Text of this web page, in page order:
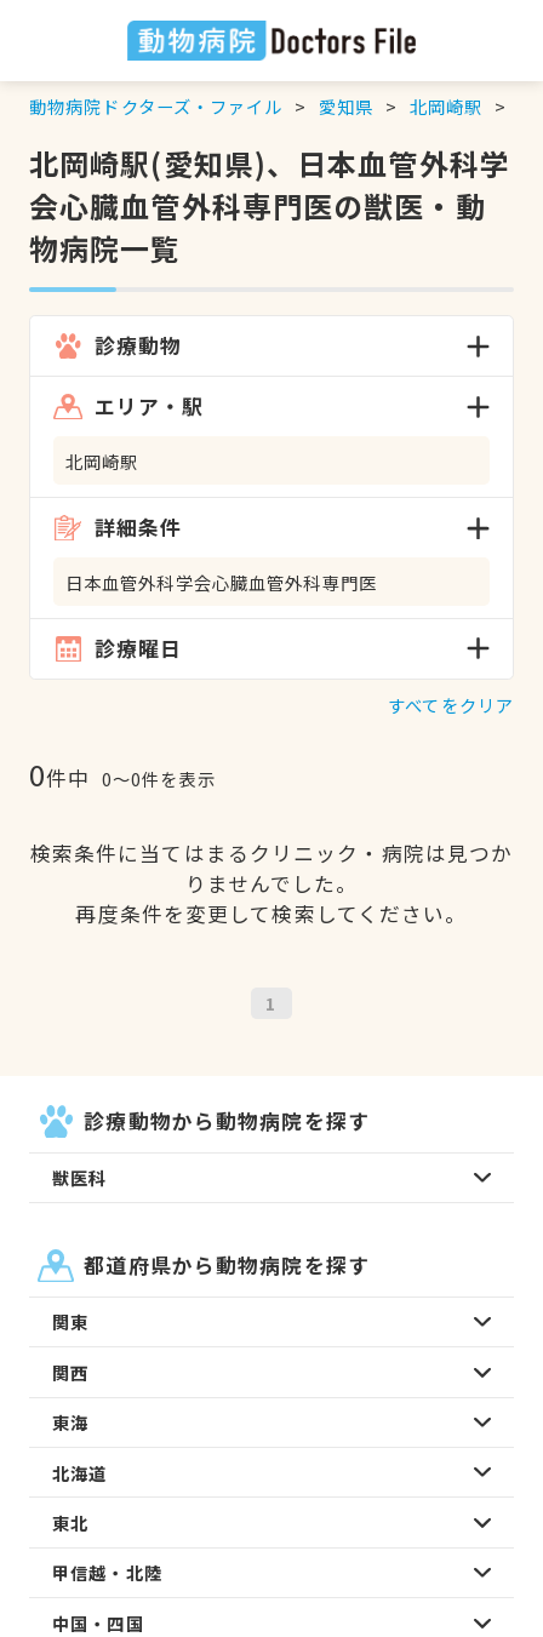
動物病院ドクターズ・ファイル 愛知県 北岡崎駅
北岡崎駅(愛知県)、日本血管外科学
会心臓血管外科専門医の獣医・動
物病院一覧
診療動物
エリア・駅
北岡崎駅
詳細条件
日本血管外科学会心臓血管外科専門医
診療曜日
すべてをクリア
0件中 0〜0件を表示
検索条件に当てはまるクリニック・病院は見つか
りませんでした。
再度条件を変更して検索してください。
1
診療動物から動物病院を探す
獣医科
都道府県から動物病院を探す
関東
関西
東海
北海道
東北
甲信越・北陸
中国・四国